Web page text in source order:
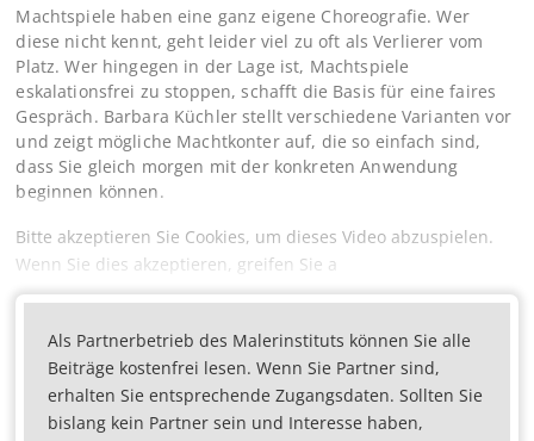
Machtspiele haben eine ganz eigene Choreografie. Wer
diese nicht kennt, geht leider viel zu oft als Verlierer vom
Platz. Wer hingegen in der Lage ist, Machtspiele
eskalationsfrei zu stoppen, schafft die Basis für eine faires
Gespräch. Barbara Küchler stellt verschiedene Varianten vor
und zeigt mögliche Machtkonter auf, die so einfach sind,
dass Sie gleich morgen mit der konkreten Anwendung
beginnen können.
Bitte akzeptieren Sie Cookies, um dieses Video abzuspielen.
Wenn Sie dies akzeptieren, greifen Sie a
Als Partnerbetrieb des Malerinstituts können Sie alle
Beiträge kostenfrei lesen. Wenn Sie Partner sind,
erhalten Sie entsprechende Zugangsdaten. Sollten Sie
bislang kein Partner sein und Interesse haben,